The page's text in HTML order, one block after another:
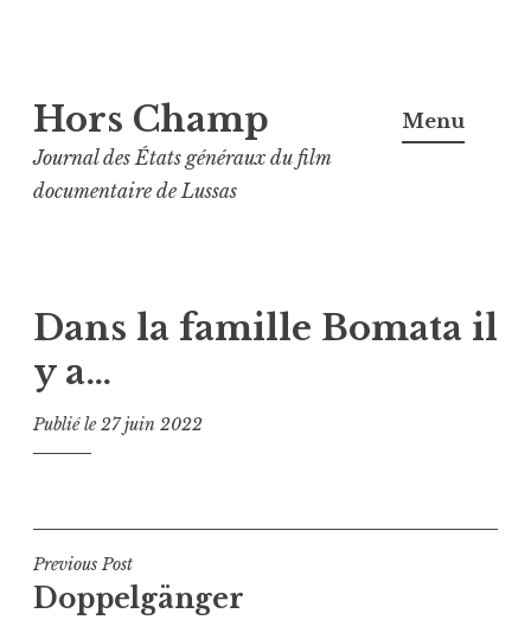
au
contenu
principal
Hors Champ
Journal des États généraux du film
documentaire de Lussas
Menu
Dans la famille Bomata il
y a…
Publié le27 juin 2022
Navigation
de
Previous Post
Doppelgänger